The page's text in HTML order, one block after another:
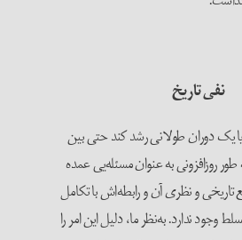
نفی تاریخ
یک دوران طولانی رشد کند حتی بین
روزافزونی به عنوان مسئله‌یی عمده
و نظری آن و رابطه‌اش با تکامل
وجود ندارد. به‌نظر ما، دلیل این امر را